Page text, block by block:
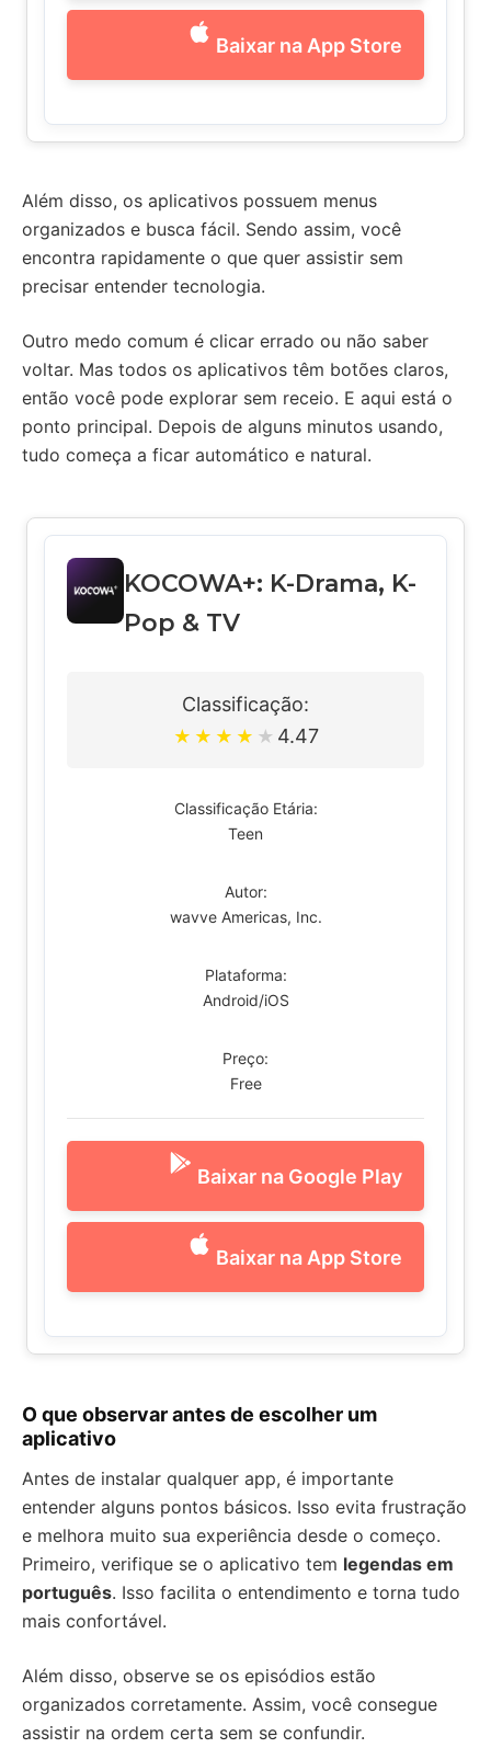
Baixar na App Store
Além disso, os aplicativos possuem menus
organizados e busca fácil. Sendo assim, você
encontra rapidamente o que quer assistir sem
precisar entender tecnologia.
Outro medo comum é clicar errado ou não saber
voltar. Mas todos os aplicativos têm botões claros,
então você pode explorar sem receio. E aqui está o
ponto principal. Depois de alguns minutos usando,
tudo começa a ficar automático e natural.
KOCOWA+: K-Drama, K-
Pop & TV
Classificação:
★ ★ ★ ★ ★ 4.47
Classificação Etária:
Teen
Autor:
wavve Americas, Inc.
Plataforma:
Android/iOS
Preço:
Free
Baixar na Google Play
Baixar na App Store
O que observar antes de escolher um
aplicativo
Antes de instalar qualquer app, é importante
entender alguns pontos básicos. Isso evita frustração
e melhora muito sua experiência desde o começo.
Primeiro, verifique se o aplicativo tem legendas em
português. Isso facilita o entendimento e torna tudo
mais confortável.
Além disso, observe se os episódios estão
organizados corretamente. Assim, você consegue
assistir na ordem certa sem se confundir.